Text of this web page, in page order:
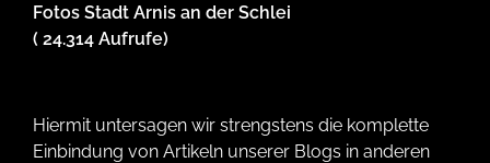
Fotos Stadt Arnis an der Schlei
( 24.314 Aufrufe)
Hiermit untersagen wir strengstens die komplette
Einbindung von Artikeln unserer Blogs in anderen